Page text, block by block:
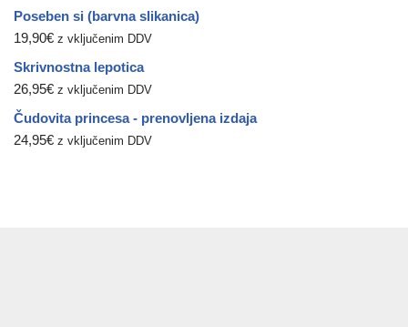
Poseben si (barvna slikanica)
19,90€ z vključenim DDV
Skrivnostna lepotica
26,95€ z vključenim DDV
Čudovita princesa - prenovljena izdaja
24,95€ z vključenim DDV